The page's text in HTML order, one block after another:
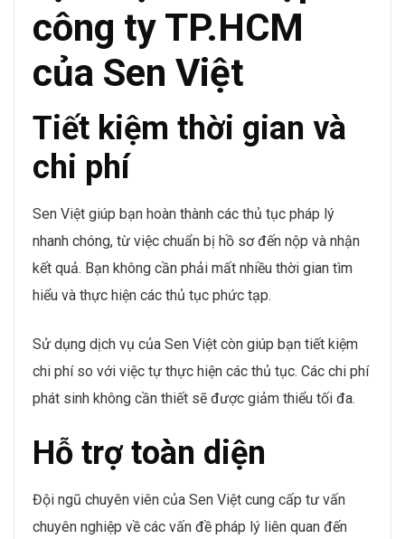
công ty TP.HCM
của Sen Việt
Tiết kiệm thời gian và
chi phí
Sen Việt giúp bạn hoàn thành các thủ tục pháp lý
nhanh chóng, từ việc chuẩn bị hồ sơ đến nộp và nhận
kết quả. Bạn không cần phải mất nhiều thời gian tìm
hiểu và thực hiện các thủ tục phức tạp.
Sử dụng dịch vụ của Sen Việt còn giúp bạn tiết kiệm
chi phí so với việc tự thực hiện các thủ tục. Các chi phí
phát sinh không cần thiết sẽ được giảm thiểu tối đa.
Hỗ trợ toàn diện
Đội ngũ chuyên viên của Sen Việt cung cấp tư vấn
chuyên nghiệp về các vấn đề pháp lý liên quan đến